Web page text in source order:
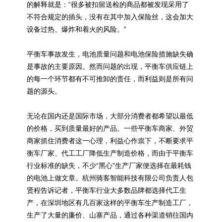
的解释就是：“很多被扣留送检的商品都被发现采用了
不符合规定的插头，没有在其中加入保险丝，这会加大
设备过热、爆炸和着火的风险。”
平衡车事故发生，电池质量问题和电池保险措施缺失确
是事故的主要原因。然而问题的出现，平衡车供应链上
的每一个环节都有不可推卸的责任，而利益则是所有问
题的源头。
无论在国内还是国际市场，大部分消费者都希望以最低
的价格，买到质量最好的产品。一些平衡车商家、外贸
商家抓住消费者这一心理，利益心作祟下，不断要求平
衡车厂家、代工工厂降低生产制造价格，而由于平衡车
行业标准的缺失，不少“黑心”生产厂家便选择在最耗钱
的电池上做文章。杭州骑客智能科技有限公司负责人包
贤程告诉记者，平衡车行业大多数品牌都选择代工生
产，在深圳地区有几百家这样的平衡车生产制造工厂，
生产了大量的廉价、山寨产品，通过各种渠道销往国内